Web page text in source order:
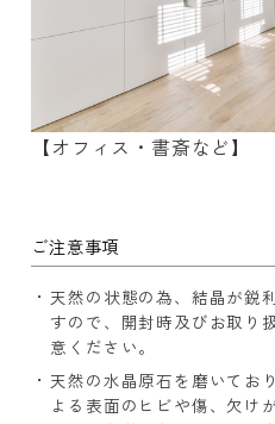
【オフィス・書斎など】
ご注意事項
天然の状態の為、結晶が鋭
すので、開封時及びお取り
意ください。
天然の水晶原石を磨いてお
よる表面のヒビや傷、欠け